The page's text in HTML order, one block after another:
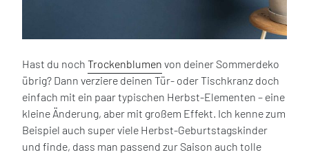
Hast du noch Trockenblumen von deiner Sommerdeko
übrig? Dann verziere deinen Tür- oder Tischkranz doch
einfach mit ein paar typischen Herbst-Elementen – eine
kleine Änderung, aber mit großem Effekt. Ich kenne zum
Beispiel auch super viele Herbst-Geburtstagskinder
und finde, dass man passend zur Saison auch tolle